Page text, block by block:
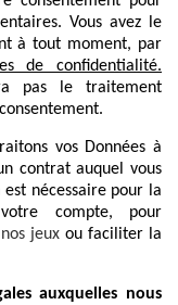
Vous avez le
à tout moment, par
de confidentialité.
pas le traitement
vos Données à
contrat auquel vous
nécessaire pour la
compte,
pour
nos jeux ou faciliter la
auxquelles nous